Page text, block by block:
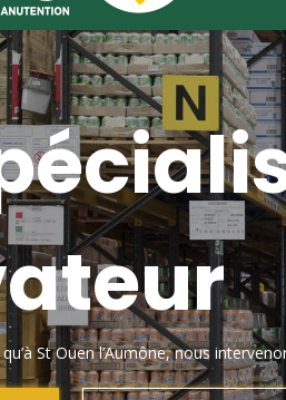
St Ouen l’Aumône, nous